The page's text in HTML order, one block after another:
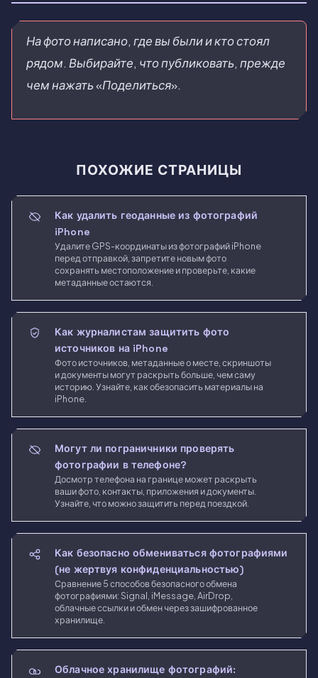
На фото написано, где вы были и кто стоял
рядом. Выбирайте, что публиковать, прежде
чем нажать «Поделиться».
ПОХОЖИЕ СТРАНИЦЫ
Как удалить геоданные из фотографий
iPhone
Удалите GPS-координаты из фотографий iPhone
перед отправкой, запретите новым фото
сохранять местоположение и проверьте, какие
метаданные остаются.
Как журналистам защитить фото
источников на iPhone
Фото источников, метаданные о месте, скриншоты
и документы могут раскрыть больше, чем саму
историю. Узнайте, как обезопасить материалы на
iPhone.
Могут ли пограничники проверять
фотографии в телефоне?
Досмотр телефона на границе может раскрыть
ваши фото, контакты, приложения и документы.
Узнайте, что можно защитить перед поездкой.
Как безопасно обмениваться фотографиями
(не жертвуя конфиденциальностью)
Сравнение 5 способов безопасного обмена
фотографиями: Signal, iMessage, AirDrop,
облачные ссылки и обмен через зашифрованное
хранилище.
Облачное хранилище фотографий: